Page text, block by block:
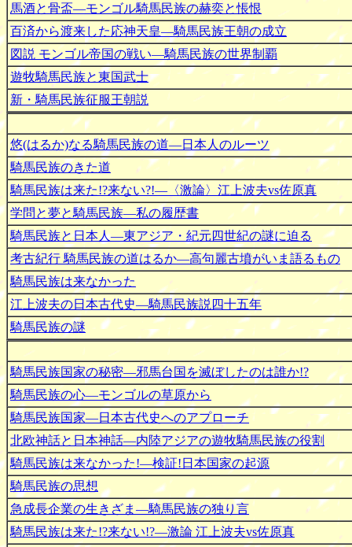
馬酒と骨盃―モンゴル騎馬民族の赫奕と悵恨
百済から渡来した応神天皇―騎馬民族王朝の成立
図説 モンゴル帝国の戦い―騎馬民族の世界制覇
遊牧騎馬民族と東国武士
新・騎馬民族征服王朝説
悠(はるか)なる騎馬民族の道―日本人のルーツ
騎馬民族のきた道
騎馬民族は来た!?来ない?!―〈激論〉江上波夫vs佐原真
学問と夢と騎馬民族―私の履歴書
騎馬民族と日本人―東アジア・紀元四世紀の謎に迫る
考古紀行 騎馬民族の道はるか―高句麗古墳がいま語るもの
騎馬民族は来なかった
江上波夫の日本古代史―騎馬民族説四十五年
騎馬民族の謎
騎馬民族国家の秘密―邪馬台国を滅ぼしたのは誰か!?
騎馬民族の心―モンゴルの草原から
騎馬民族国家―日本古代史へのアプローチ
北欧神話と日本神話―内陸アジアの遊牧騎馬民族の役割
騎馬民族は来なかった!―検証!日本国家の起源
騎馬民族の思想
急成長企業の生きざま―騎馬民族の独り言
騎馬民族は来た!?来ない!?―激論 江上波夫vs佐原真